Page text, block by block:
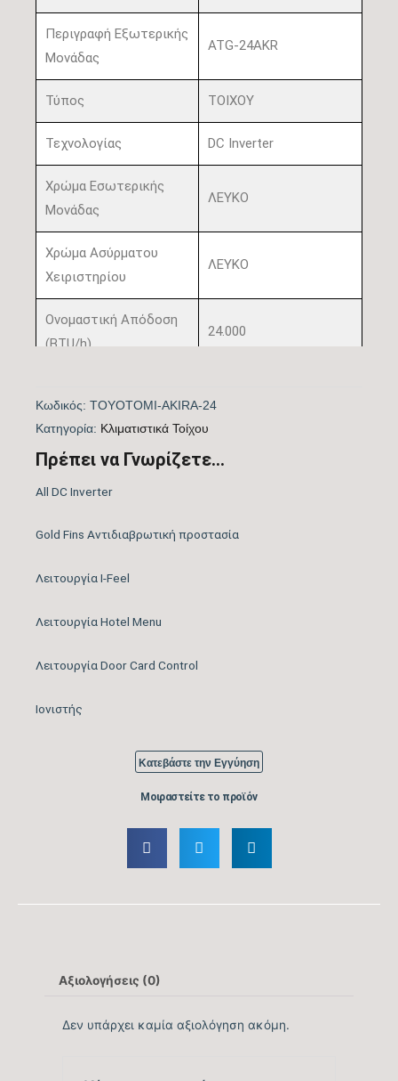
Κωδικός: TOYOTOMI-AKIRA-24
Kατηγορία: Kλιματιστικά Τοίχου
Πρέπει να Γνωρίζετε...
All DC Inverter
Gold Fins Αντιδιαβρωτική προστασία
Λειτουργία I-Feel
Λειτουργία Hotel Menu
Λειτουργία Door Card Control
Ιονιστής
Μοιραστείτε το προϊόν
Κατεβάστε την Εγγύηση
Περιγραφή Εξωτερικής
Μονάδας
ATG-24AKR
Τύπος ΤΟΙΧΟΥ
Τεχνολογίας DC Inverter
Χρώμα Εσωτερικής
Μονάδας
ΛΕΥΚΟ
Χρώμα Ασύρματου
Χειριστηρίου
ΛΕΥΚΟ
Ονομαστική Απόδοση
(BTU/h)
24.000
EUROVENT
ΟΧΙ
Λειτουργία Ψύξη &
ΝΑΙ
Αφύγρανσης
ΝΑΙ
Συνδεσιμότητα WiFi
Φίλτρα Καθαρισμού
Μονάδας
Λειτουργία Ιονισμού
Μέγιστος Όγκος
1300
Κάλυψη Χώρου έως …
168
Ικανότητα (BTU/h)
Εύρος Ψυκτικής
Αξιολογήσεις (0)
Δεν υπάρχει καμία αξιολόγηση ακόμη.